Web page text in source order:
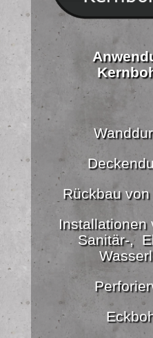
Rückbau
Installationen
Sanitär-,